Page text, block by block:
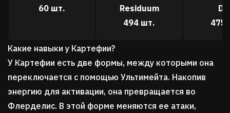
60 шт.
Residuum
494 шт.
475
Какие навыки у Картефии?
У Картефии есть две формы, между которыми она
переключается с помощью Ультимейта. Накопив
энергию для активации, она превращается во
Флерделис. В этой форме меняются ее атаки,